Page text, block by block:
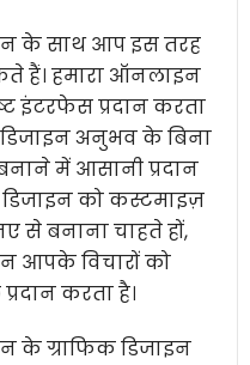
के साथ आप इस तरह
हैं। हमारा ऑनलाइन
इंटरफेस प्रदान करता
डिजाइन अनुभव के बिना
में आसानी प्रदान
को कस्टमाइज़
से बनाना चाहते हों,
आपके विचारों को
करता है।
के ग्राफिक डिजाइन